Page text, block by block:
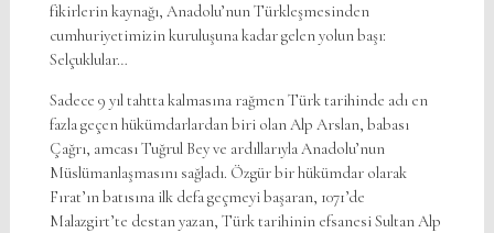
fikirlerin kaynağı, Anadolu’nun Türkleşmesinden
cumhuriyetimizin kuruluşuna kadar gelen yolun başı:
Selçuklular…
Sadece 9 yıl tahtta kalmasına rağmen Türk tarihinde adı en
fazla geçen hükümdarlardan biri olan Alp Arslan, babası
Çağrı, amcası Tuğrul Bey ve ardıllarıyla Anadolu’nun
Müslümanlaşmasını sağladı. Özgür bir hükümdar olarak
Fırat’ın batısına ilk defa geçmeyi başaran, 1071’de
Malazgirt’te destan yazan, Türk tarihinin efsanesi Sultan Alp